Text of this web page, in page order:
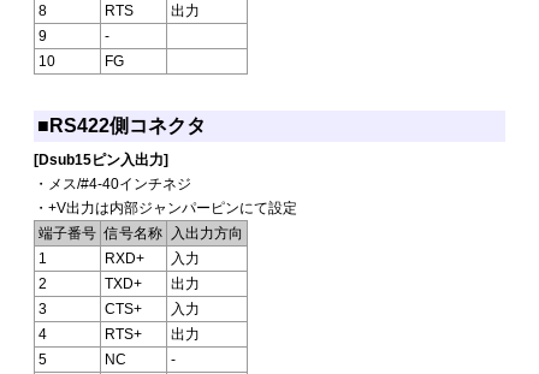
8
RTS
出力
9
-
10
FG
■RS422側コネクタ
[Dsub15ピン入出力]
・メス/#4-40インチネジ
・+V出力は内部ジャンパーピンにて設定
端子番号 信号名称
入出力方向
1
RXD+
入力
2
TXD+
出力
3
CTS+
入力
4
RTS+
出力
5
NC
-